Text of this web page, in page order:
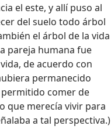
el este, y allí puso al
del suelo todo árbol
el árbol de la vida
pareja humana fue
de acuerdo con
permanecido
permitido comer de
que merecía vivir para
a tal perspectiva.)